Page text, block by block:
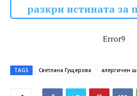
разкри истината за
Error9
TAGS Cвeтлaнa Гyщepoвa алергичен